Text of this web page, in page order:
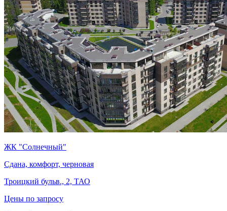
ЖК "Солнечный"
Сдана, комфорт, черновая
Троицкий бульв., 2, ТАО
Цены по запросу